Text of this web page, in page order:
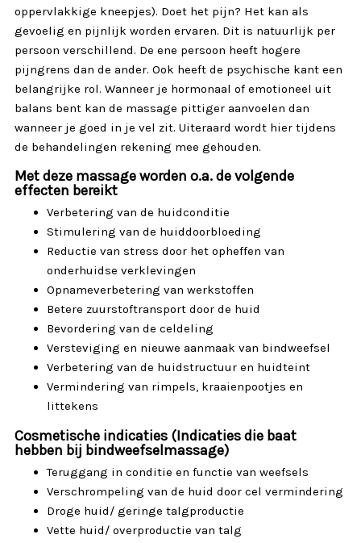
oppervlakkige kneepjes). Doet het pijn? Het kan als
gevoelig en pijnlijk worden ervaren. Dit is natuurlijk per
persoon verschillend. De ene persoon heeft hogere
pijngrens dan de ander. Ook heeft de psychische kant een
belangrijke rol. Wanneer je hormonaal of emotioneel uit
balans bent kan de massage pittiger aanvoelen dan
wanneer je goed in je vel zit. Uiteraard wordt hier tijdens
de behandelingen rekening mee gehouden.
Met deze massage worden o.a. de volgende
effecten bereikt
Verbetering van de huidconditie
Stimulering van de huiddoorbloeding
Reductie van stress door het opheffen van
onderhuidse verklevingen
Opnameverbetering van werkstoffen
Betere zuurstoftransport door de huid
Bevordering van de celdeling
Versteviging en nieuwe aanmaak van bindweefsel
Verbetering van de huidstructuur en huidteint
Vermindering van rimpels, kraaienpootjes en
littekens
Cosmetische indicaties (Indicaties die baat
hebben bij bindweefselmassage)
Teruggang in conditie en functie van weefsels
Verschrompeling van de huid door cel vermindering
Droge huid/ geringe talgproductie
Vette huid/ overproductie van talg